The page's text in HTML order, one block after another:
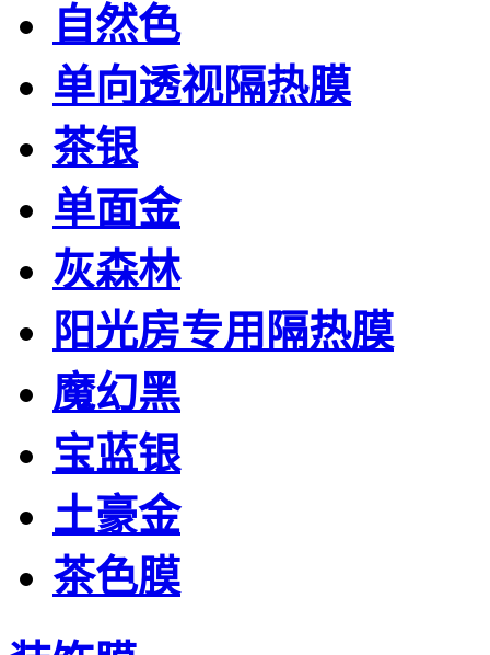
自然色
单向透视隔热膜
茶银
单面金
灰森林
阳光房专用隔热膜
魔幻黑
宝蓝银
土豪金
茶色膜